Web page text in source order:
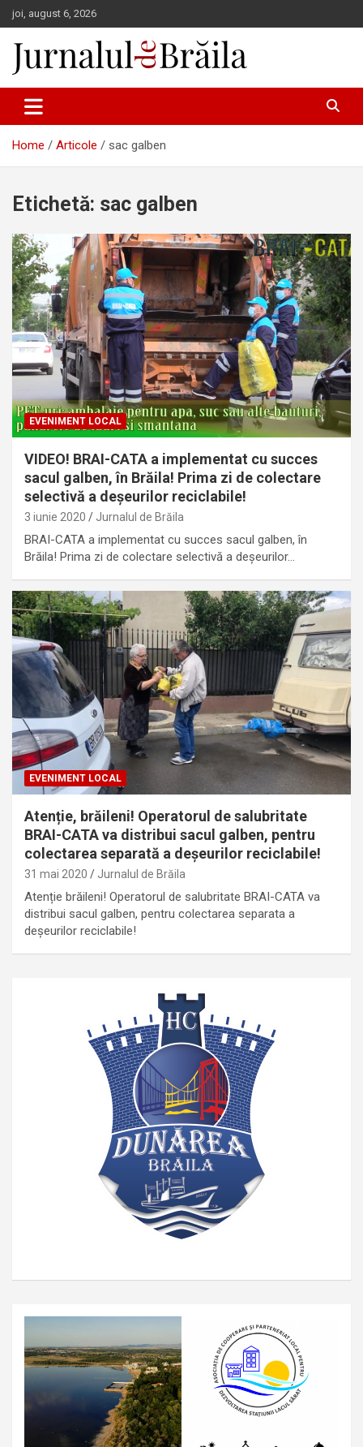
Skip
to
content
joi, august 6, 2026
Jurnalul de Brăila
Home Articole sac galben
Etichetă: sac galben
EVENIMENT LOCAL
VIDEO! BRAI-CATA a implementat cu succes
sacul galben, în Brăila! Prima zi de colectare
selectivă a deșeurilor reciclabile!
3 iunie 2020 Jurnalul de Brăila
BRAI-CATA a implementat cu succes sacul galben, în
Brăila! Prima zi de colectare selectivă a deșeurilor…
EVENIMENT LOCAL
Atenție, brăileni! Operatorul de salubritate
BRAI-CATA va distribui sacul galben, pentru
colectarea separată a deșeurilor reciclabile!
31 mai 2020 Jurnalul de Brăila
Atenție brăileni! Operatorul de salubritate BRAI-CATA va
distribui sacul galben, pentru colectarea separata a
deșeurilor reciclabile!